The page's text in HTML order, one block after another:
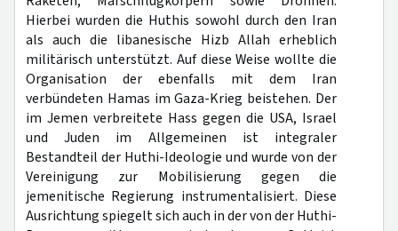
Hierbei wurden die Huthis sowohl durch den Iran
als auch die libanesische Hizb Allah erheblich
militärisch unterstützt. Auf diese Weise wollte die
Organisation der ebenfalls mit dem Iran
verbündeten Hamas im Gaza-Krieg beistehen. Der
im Jemen verbreitete Hass gegen die USA, Israel
und Juden im Allgemeinen ist integraler
Bestandteil der Huthi-Ideologie und wurde von der
Vereinigung zur Mobilisierung gegen die
jemenitische Regierung instrumentalisiert. Diese
Ausrichtung spiegelt sich auch in der von der Huthi-